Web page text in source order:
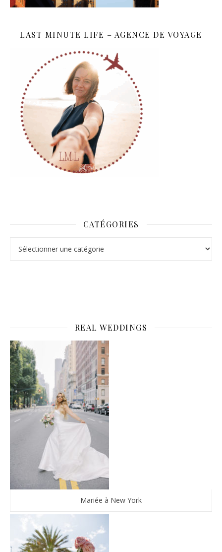
LAST MINUTE LIFE – AGENCE DE VOYAGE
CATÉGORIES
REAL WEDDINGS
Mariée à New York